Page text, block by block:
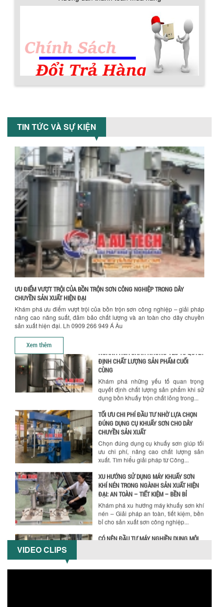
Chính sách bảo hành
Chính sách giao hàng
Hướng dẫn thanh toán mua hàng
TIN TỨC VÀ SỰ KIỆN
ƯU ĐIỂM VƯỢT TRỘI CỦA BỒN TRỘN SƠN CÔNG NGHIỆP TRONG DÂY
CHUYỀN SẢN XUẤT HIỆN ĐẠI
Khám phá ưu điểm vượt trội của bồn trộn sơn công nghiệp – giải pháp
nâng cao năng suất, đảm bảo chất lượng và an toàn cho dây chuyền
sản xuất hiện đại. Lh 0909 266 949 Á Âu
Xem thêm
Khám phá lý do doanh nghiệp nên
chọn máy nghiền màu sơn Á Âu: hiệu
suất cao, kiểm soát nhiệt tốt, tiết kiệm
ƯU ĐÃI ĐẶC BIỆT: GIÁ MÁY KHUẤY SƠN
CÔNG NGHIỆP GIẢM SỐC
Ưu đãi đặc biệt: Giá máy khuấy sơn
công nghiệp giảm sốc lên đến 20%.
SƠN CÔNG NGHIỆP HIỆN ĐẠI
nghiệp giúp doanh nghiệp tiết kiệm
nguyên liệu, nhân công và chi phí vận
hành. Giải...
NHỮNG TIÊU CHÍ QUAN TRỌNG KHI LỰA
CHỌN MÁY KHUẤY TRỘN HÓA CHẤT CHO
NHÀ MÁY
Khám phá những tiêu chí quan trọng
giúp doanh nghiệp lựa chọn máy khuấy
trộn hóa chất phù hợp. Từ máy khuấy
hóa...
NHỮNG YẾU TỐ QUYẾT ĐỊNH KHI CHỌN
BỒN KHUẤY SƠN: VẬT LIỆU, DUNG TÍCH VÀ
CÔNG SUẤT KHUẤY
Khám phá các yếu tố quan trọng khi
chọn bồn khuấy sơn: Vật liệu, dung tích
và công suất khuấy. Giải pháp tối...
NGÀNH HÓA CHẤT: NHỮNG YẾU TỐ QUYẾT
ĐỊNH CHẤT LƯỢNG SẢN PHẨM CUỐI
CÙNG
dụng bồn khuấy trộn chất lỏng trong...
TỐI ƯU CHI PHÍ ĐẦU TƯ NHỜ LỰA CHỌN
ĐÚNG DỤNG CỤ KHUẤY SƠN CHO DÂY
CHUYỀN SẢN XUẤT
Chọn đúng dụng cụ khuấy sơn giúp tối
ưu chi phí, nâng cao chất lượng sản
xuất. Tìm hiểu giải pháp từ Công...
XU HƯỚNG SỬ DỤNG MÁY KHUẤY SƠN
KHÍ NÉN TRONG NGÀNH SẢN XUẤT HIỆN
ĐẠI: AN TOÀN – TIẾT KIỆM – BỀN BỈ
Khám phá xu hướng máy khuấy sơn khí
nén – Giải pháp an toàn, tiết kiệm, bền
bỉ cho sản xuất sơn công nghiệp...
CÓ NÊN ĐẦU TƯ MÁY NGHIỀN DUNG MÔI
GIÁ RẺ CHO NGÀNH HÓA CHẤT?
Máy nghiền dung môi giá rẻ có thực sự
phù hợp với ngành hóa chất? Bài viết
phân tích ưu, nhược điểm của máy...
KHUẤY SƠN DÙNG ĐIỆN TRONG SẢN XUẤT
VIDEO CLIPS